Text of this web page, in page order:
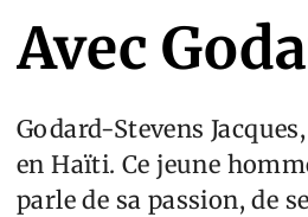
Avec
Godard-Stevens
en Haïti. Ce jeune
parle de sa passion, de